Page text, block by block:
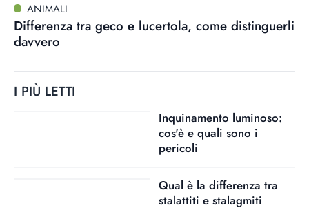
ANIMALI
Differenza tra geco e lucertola, come distinguerli
davvero
I PIÙ LETTI
Inquinamento luminoso:
cos'è e quali sono i
pericoli
Qual è la differenza tra
stalattiti e stalagmiti